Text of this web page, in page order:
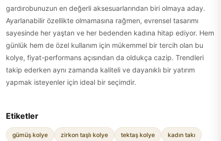
gardırobunuzun en değerli aksesuarlarından biri olmaya aday.
Ayarlanabilir özellikte olmamasına rağmen, evrensel tasarımı
sayesinde her yaştan ve her bedenden kadına hitap ediyor. Hem
günlük hem de özel kullanım için mükemmel bir tercih olan bu
kolye, fiyat-performans açısından da oldukça cazip. Trendleri
takip ederken aynı zamanda kaliteli ve dayanıklı bir yatırım
yapmak isteyenler için ideal bir seçimdir.
Etiketler
gümüş kolye zirkon taşlı kolye tektaş kolye kadın takı